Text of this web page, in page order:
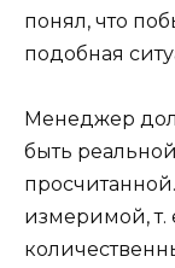
понял, что
подобная
Менеджер
быть
измеримой, т.